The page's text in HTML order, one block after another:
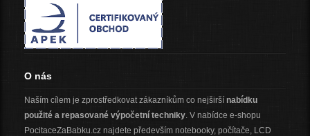
O nás
Naším cílem je zprostředkovat zákazníkům co nejširší nabídku
použité a repasované výpočetní techniky. V nabídce e-shopu
PocitaceZaBabku.cz najdete především notebooky, počítače, LCD